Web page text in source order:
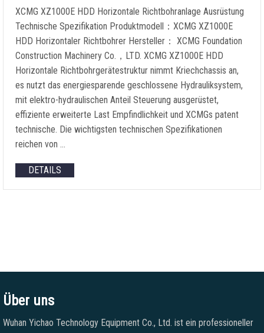
XCMG XZ1000E HDD Horizontale Richtbohranlage Ausrüstung
Technische Spezifikation Produktmodell：XCMG XZ1000E
HDD Horizontaler Richtbohrer Hersteller： XCMG Foundation
Construction Machinery Co.，LTD. XCMG XZ1000E HDD
Horizontale Richtbohrgerätestruktur nimmt Kriechchassis an,
es nutzt das energiesparende geschlossene Hydrauliksystem,
mit elektro-hydraulischen Anteil Steuerung ausgerüstet,
effiziente erweiterte Last Empfindlichkeit und XCMGs patent
technische. Die wichtigsten technischen Spezifikationen
reichen von …
DETAILS
Über uns
Wuhan Yichao Technology Equipment Co., Ltd. ist ein professioneller